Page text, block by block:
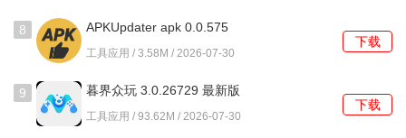
3、长按当前页面，会弹出功能菜单，可以选择添加书签或对
这张图进行简单的编辑操作。
4、从屏幕左侧边缘向右滑动，可以呼出章节目录，点击任意
章节标题能快速跳转。
8
APKUpdater apk 0.0.575
安卓版
工具应用 / 3.58M / 2026-07-30
下载
9 暮界众玩 3.0.26729 最新版
工具应用 / 93.62M / 2026-07-30
下载